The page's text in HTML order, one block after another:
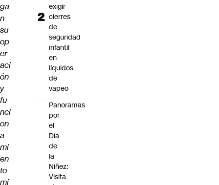
ga
n
su
op
er
aci
ón
y
fu
nci
on
a
mi
en
to
mi
exigir
cierres
de
seguridad
infantil
en
líquidos
de
vapeo
Panoramas
por
el
Día
de
la
Niñez:
Visita